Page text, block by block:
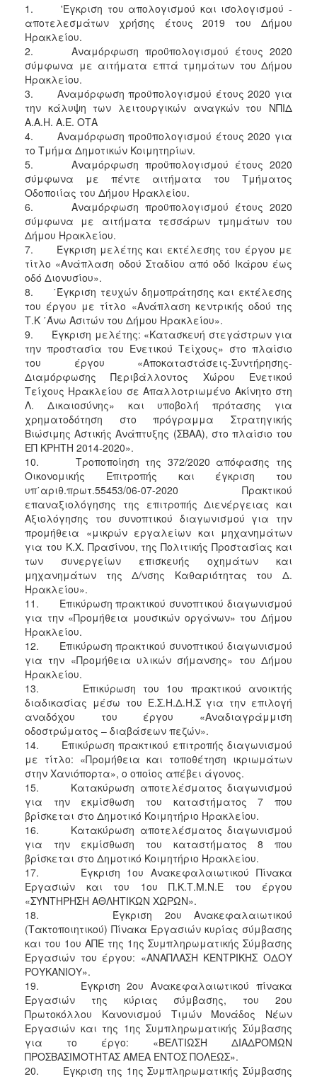
ΤΟΠΟΣ
ΠΟΛΙΤΙΣΜΟΣ
ΑΝΘΕΚΤΙΚΗ
ΠΟΛΗ
1. 'Έγκριση του απολογισμού και ισολογισμού -
αποτελεσμάτων χρήσης έτους 2019 του Δήμου
Ηρακλείου.
2. Αναμόρφωση προϋπολογισμού έτους 2020
σύμφωνα με αιτήματα επτά τμημάτων του Δήμου
Ηρακλείου.
3. Αναμόρφωση προϋπολογισμού έτους 2020 για
την κάλυψη των λειτουργικών αναγκών του ΝΠΙΔ
Α.Α.Η. Α.Ε. ΟΤΑ
4. Αναμόρφωση προϋπολογισμού έτους 2020 για
το Τμήμα Δημοτικών Κοιμητηρίων.
5. Αναμόρφωση προϋπολογισμού έτους 2020
σύμφωνα με πέντε αιτήματα του Τμήματος
Οδοποιίας του Δήμου Ηρακλείου.
6. Αναμόρφωση προϋπολογισμού έτους 2020
σύμφωνα με αιτήματα τεσσάρων τμημάτων του
Δήμου Ηρακλείου.
7. Έγκριση μελέτης και εκτέλεσης του έργου με
τίτλο «Ανάπλαση οδού Σταδίου από οδό Ικάρου έως
οδό Διονυσίου».
8. ΄Έγκριση τευχών δημοπράτησης και εκτέλεσης
του έργου με τίτλο «Ανάπλαση κεντρικής οδού της
Τ.Κ ΄Άνω Ασιτών του Δήμου Ηρακλείου».
9. Έγκριση μελέτης: «Κατασκευή στεγάστρων για
την προστασία του Ενετικού Τείχους» στο πλαίσιο
του έργου «Αποκαταστάσεις-Συντήρησης-
Διαμόρφωσης Περιβάλλοντος Χώρου Ενετικού
Τείχους Ηρακλείου σε Απαλλοτριωμένο Ακίνητο στη
Λ. Δικαιοσύνης» και υποβολή πρότασης για
χρηματοδότηση στο πρόγραμμα Στρατηγικής
Βιώσιμης Αστικής Ανάπτυξης (ΣΒΑΑ), στο πλαίσιο του
ΕΠ ΚΡΗΤΗ 2014-2020».
10. Τροποποίηση της 372/2020 απόφασης της
Οικονομικής Επιτροπής και έγκριση του
υπ΄αριθ.πρωτ.55453/06-07-2020 Πρακτικού
επαναξιολόγησης της επιτροπής Διενέργειας και
Αξιολόγησης του συνοπτικού διαγωνισμού για την
προμήθεια «μικρών εργαλείων και μηχανημάτων
για του Κ.Χ. Πρασίνου, της Πολιτικής Προστασίας και
των συνεργείων επισκευής οχημάτων και
μηχανημάτων της Δ/νσης Καθαριότητας του Δ.
Ηρακλείου».
11. Επικύρωση πρακτικού συνοπτικού διαγωνισμού
για την «Προμήθεια μουσικών οργάνων» του Δήμου
Ηρακλείου.
12. Επικύρωση πρακτικού συνοπτικού διαγωνισμού
για την «Προμήθεια υλικών σήμανσης» του Δήμου
Ηρακλείου.
13. Επικύρωση του 1ου πρακτικού ανοικτής
διαδικασίας μέσω του Ε.Σ.Η.Δ.Η.Σ για την επιλογή
αναδόχου του έργου «Αναδιαγράμμιση
οδοστρώματος – διαβάσεων πεζών».
14. Επικύρωση πρακτικού επιτροπής διαγωνισμού
με τίτλο: «Προμήθεια και τοποθέτηση ικριωμάτων
στην Χανιόπορτα», ο οποίος απέβει άγονος.
15. Κατακύρωση αποτελέσματος διαγωνισμού
για την εκμίσθωση του καταστήματος 7 που
βρίσκεται στο Δημοτικό Κοιμητήριο Ηρακλείου.
16. Κατακύρωση αποτελέσματος διαγωνισμού
για την εκμίσθωση του καταστήματος 8 που
βρίσκεται στο Δημοτικό Κοιμητήριο Ηρακλείου.
17. Έγκριση 1ου Ανακεφαλαιωτικού Πίνακα
Εργασιών και του 1ου Π.Κ.Τ.Μ.Ν.Ε του έργου
«ΣΥΝΤΗΡΗΣΗ ΑΘΛΗΤΙΚΩΝ ΧΩΡΩΝ».
18. Έγκριση 2ου Ανακεφαλαιωτικού
(Τακτοποιητικού) Πίνακα Εργασιών κυρίας σύμβασης
και του 1ου ΑΠΕ της 1ης Συμπληρωματικής Σύμβασης
Εργασιών του έργου: «ΑΝΑΠΛΑΣΗ ΚΕΝΤΡΙΚΗΣ ΟΔΟΥ
ΡΟΥΚΑΝΙΟΥ».
19. Έγκριση 2ου Ανακεφαλαιωτικού πίνακα
Εργασιών της κύριας σύμβασης, του 2ου
Πρωτοκόλλου Κανονισμού Τιμών Μονάδος Νέων
Εργασιών και της 1ης Συμπληρωματικής Σύμβασης
για το έργο: «ΒΕΛΤΙΩΣΗ ΔΙΑΔΡΟΜΩΝ
ΠΡΟΣΒΑΣΙΜΟΤΗΤΑΣ ΑΜΕΑ ΕΝΤΟΣ ΠΟΛΕΩΣ».
20. Έγκριση της 1ης Συμπληρωματικής Σύμβασης